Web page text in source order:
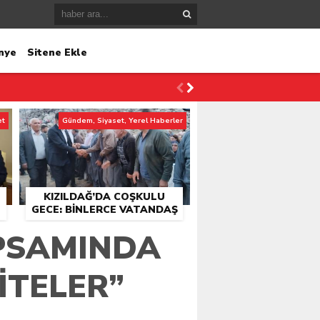
Sitene Ekle
KIZILDAĞ’DA COŞKULU
GECE: BINLERCE VATANDAŞ
BULUŞTU
Gündem, Siyaset, Yerel Haberler